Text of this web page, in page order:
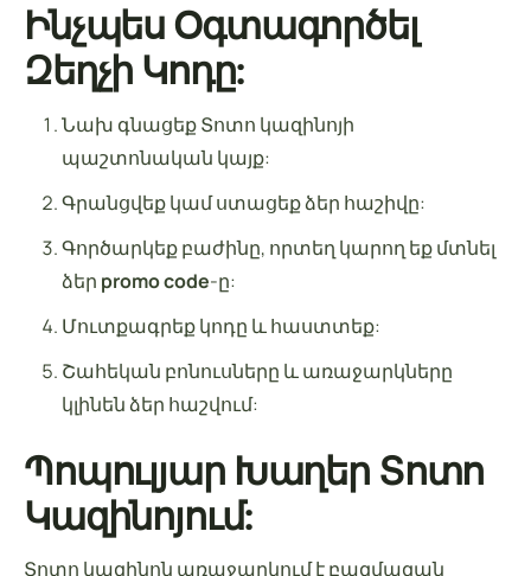
Ինչպես Օգտագործել
Զեղչի Կոդը:
Նախ գնացեք Տոտո կազինոյի
պաշտոնական կայք:
Գրանցվեք կամ ստացեք ձեր հաշիվը:
Գործարկեք բաժինը, որտեղ կարող եք մտնել
ձեր promo code-ը:
Մուտքագրեք կոդը և հաստտեք:
Շահեկան բոնուսները և առաջարկները
կլինեն ձեր հաշվում:
Պոպուլյար Խաղեր Տոտո
Կազինոյում:
Տոտո կազինոն առաջարկում է բազմազան